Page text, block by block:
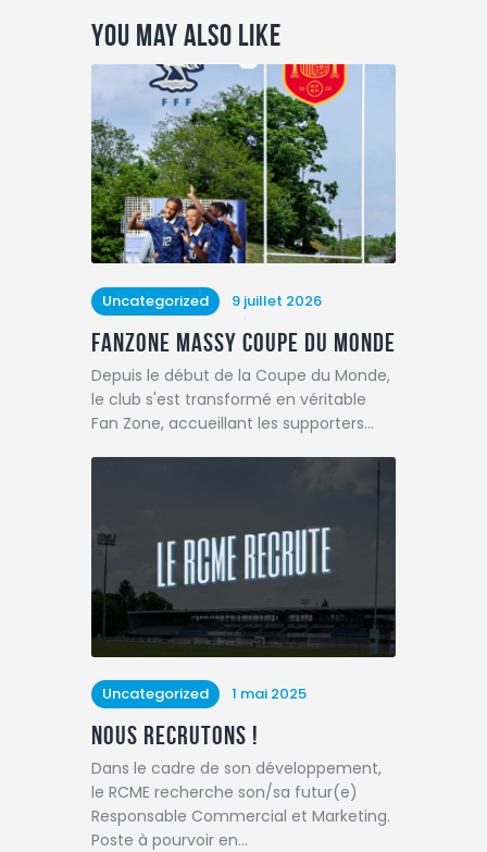
You May Also Like
Uncategorized 9 juillet 2026
FANZONE MASSY COUPE DU MONDE
Depuis le début de la Coupe du Monde,
le club s'est transformé en véritable
Fan Zone, accueillant les supporters…
Uncategorized 1 mai 2025
Nous recrutons !
Dans le cadre de son développement,
le RCME recherche son/sa futur(e)
Responsable Commercial et Marketing.
Poste à pourvoir en…